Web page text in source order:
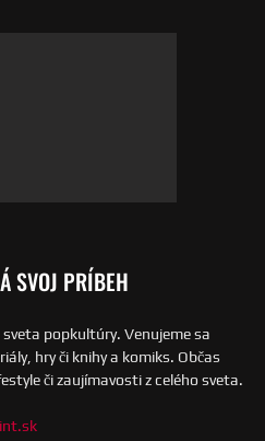
SVOJ PRÍBEH
sveta popkultúry. Venujeme sa
hry či knihy a komiks. Občas
či zaujímavosti z celého sveta.